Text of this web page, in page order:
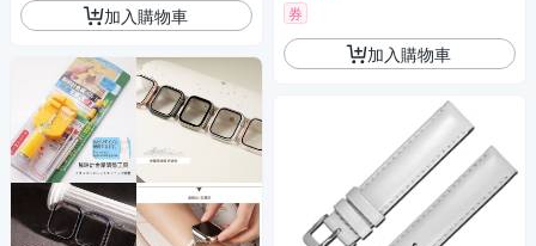
加入購物車 券
加入購物車